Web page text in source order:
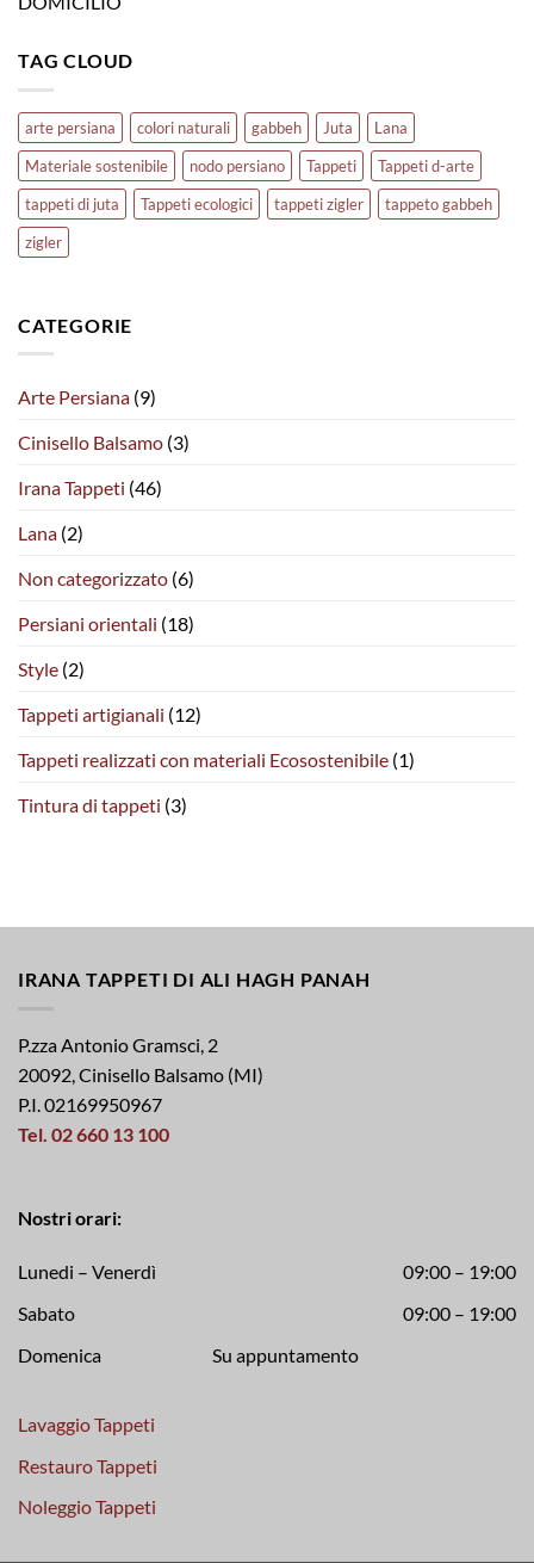
TAG CLOUD
arte persiana colori naturali gabbeh Juta
Lana
Materiale sostenibile
nodo persiano Tappeti
Tappeti d-arte
tappeti di juta
Tappeti ecologici tappeti zigler
tappeto gabbeh
zigler
CATEGORIE
Arte Persiana (9)
Cinisello Balsamo (3)
Irana Tappeti (46)
Lana (2)
Non categorizzato (6)
Persiani orientali (18)
Style (2)
Tappeti artigianali (12)
Tappeti realizzati con materiali Ecosostenibile (1)
Tintura di tappeti (3)
IRANA TAPPETI DI ALI HAGH PANAH
P.zza Antonio Gramsci, 2
20092, Cinisello Balsamo (MI)
P.I. 02169950967
Tel. 02 660 13 100
Nostri orari:
Lunedi – Venerdì
09:00 – 19:00
Sabato
09:00 – 19:00
Domenica Su appuntamento
Lavaggio Tappeti
Restauro Tappeti
Noleggio Tappeti